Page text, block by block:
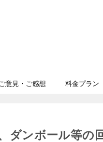
ご意見・ご感想 料金プラン
ダンボール等の